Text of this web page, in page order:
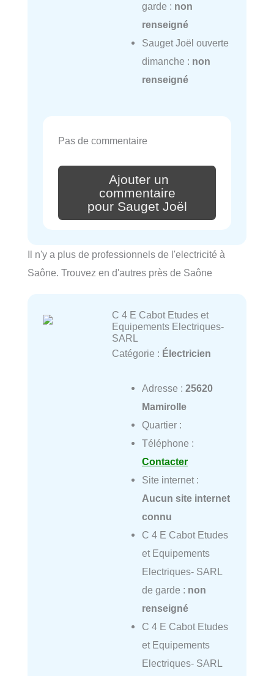
garde : non
renseigné
Sauget Joël ouverte
dimanche : non
renseigné
Pas de commentaire
Ajouter un
commentaire
pour Sauget Joël
Il n'y a plus de professionnels de l'electricité à
Saône. Trouvez en d'autres près de Saône
C 4 E Cabot Etudes et
Equipements Electriques-
SARL
Catégorie : Électricien
Adresse : 25620
Mamirolle
Quartier :
Téléphone :
Contacter
Site internet :
Aucun site internet
connu
C 4 E Cabot Etudes
et Equipements
Electriques- SARL
de garde : non
renseigné
C 4 E Cabot Etudes
et Equipements
Electriques- SARL